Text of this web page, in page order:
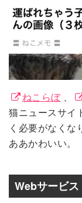
ねこらぼ 、
猫ニュースサイ
く必要がなくな
ああかわいい。
Webサービス